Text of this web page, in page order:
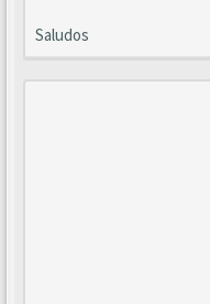
Saludos